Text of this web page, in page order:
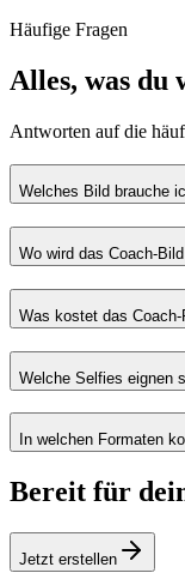
Häufige Fragen
Alles, was du
Antworten auf die
Welches Bild brauche
Wo wird das Coach-
Was kostet das Coach-
Welche Selfies eignen
In welchen Formaten
Bereit für
Jetzt erstellen